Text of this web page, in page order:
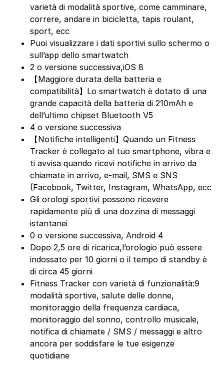
varietà di modalità sportive, come camminare,
correre, andare in bicicletta, tapis roulant,
sport, ecc
Puoi visualizzare i dati sportivi sullo schermo o
sull’app dello smartwatch
2 o versione successiva,iOS 8
【Maggiore durata della batteria e
compatibilità】Lo smartwatch è dotato di una
grande capacità della batteria di 210mAh e
dell’ultimo chipset Bluetooth V5
4 o versione successiva
【Notifiche intelligenti】Quando un Fitness
Tracker è collegato al tuo smartphone, vibra e
ti avvisa quando ricevi notifiche in arrivo da
chiamate in arrivo, e-mail, SMS e SNS
(Facebook, Twitter, Instagram, WhatsApp, ecc
Gli orologi sportivi possono ricevere
rapidamente più di una dozzina di messaggi
istantanei
0 o versione successiva, Android 4
Dopo 2,5 ore di ricarica,l’orologio può essere
indossato per 10 giorni o il tempo di standby è
di circa 45 giorni
Fitness Tracker con varietà di funzionalità:9
modalità sportive, salute delle donne,
monitoraggio della frequenza cardiaca,
monitoraggio del sonno, controllo musicale,
notifica di chiamate / SMS / messaggi e altro
ancora per soddisfare le tue esigenze
quotidiane